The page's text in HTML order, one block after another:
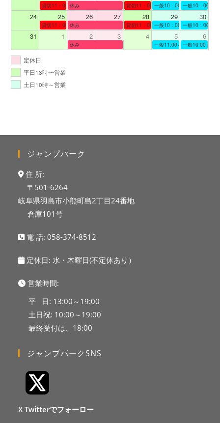
貸切11：00～12：00
休み 貸切11：00～13：00一般10：00～19：00
一般10：00～
24 25 26 27 28 29 30
貸切11：00～12：00
休み 貸切11：00～12：00一般10：00～19：00
一般10：00～
31 1 2 3 4 5 6
休み 一般11:00～19:00一般10:00～
定休日
平日13時〜営業
土日10時～営業
ジャンプパーク
住 所:
〒501-6264
岐阜県羽島市小熊町島2丁目24番地
倉庫101号
電 話:058-374-8512
定休日: 水・木曜日(不定休あり）
営業時間:
平 日: 13:00～19:00
土日祝: 10:00～19:00
最終受付は、18:00
ジャンプパークSNS
X Twitterでフォーロー